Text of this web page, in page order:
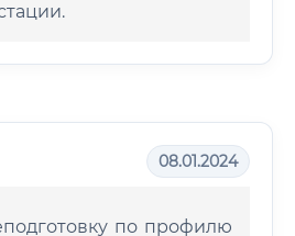
08.01.2024
по профилю